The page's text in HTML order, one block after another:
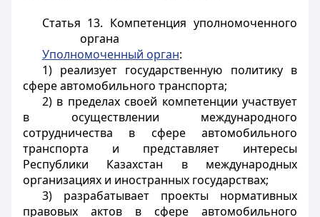
Статья 13. Компетенция уполномоченного
органа
Уполномоченный орган:
1) реализует государственную политику в
сфере автомобильного транспорта;
2) в пределах своей компетенции участвует
в осуществлении международного
сотрудничества в сфере автомобильного
транспорта и представляет интересы
Республики Казахстан в международных
организациях и иностранных государствах;
3) разрабатывает проекты нормативных
правовых актов в сфере автомобильного